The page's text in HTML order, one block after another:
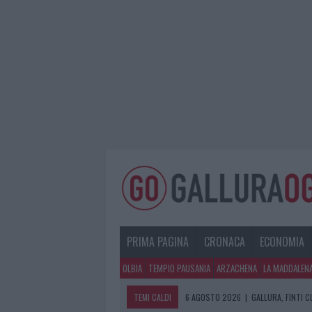
PRIMA PAGINA CRONACA ECONOMIA
OLBIA TEMPIO PAUSANIA ARZACHENA LA
TEMI CALDI 6 AGOSTO 2026 | GALLURA, FINTI